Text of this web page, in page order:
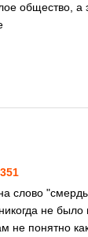
общество, а
слово
не было
не понятно